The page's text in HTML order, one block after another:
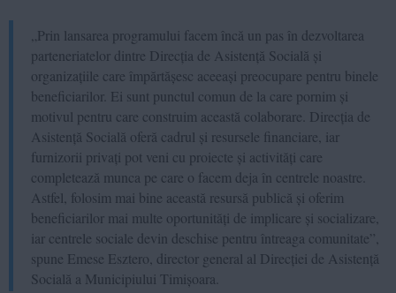
„Prin lansarea programului facem încă un pas în dezvoltarea
parteneriatelor dintre Direcția de Asistență Socială și
organizațiile care împărtășesc aceeași preocupare pentru binele
beneficiarilor. Ei sunt punctul comun de la care pornim și
motivul pentru care construim această colaborare. Direcția de
Asistență Socială oferă cadrul și resursele financiare, iar
furnizorii privați pot veni cu proiecte și activități care
completează munca pe care o facem deja în centrele noastre.
Astfel, folosim mai bine această resursă publică și oferim
beneficiarilor mai multe oportunități de implicare și socializare,
iar centrele sociale devin deschise pentru întreaga comunitate”,
spune Emese Esztero, director general al Direcției de Asistență
Socială a Municipiului Timișoara.